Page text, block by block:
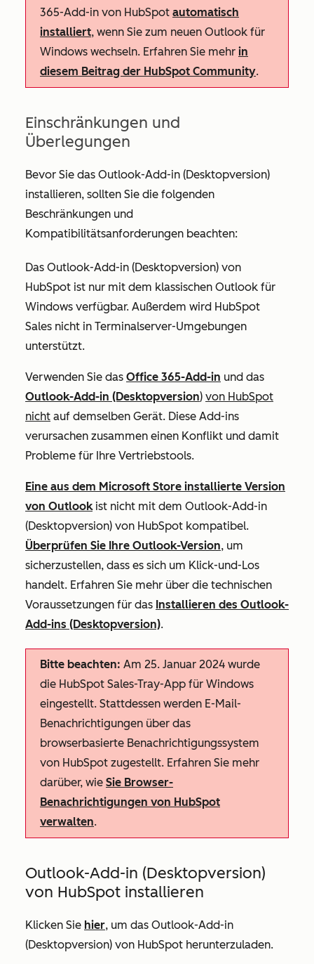
365-Add-in von HubSpot automatisch
installiert, wenn Sie zum neuen Outlook für
Windows wechseln. Erfahren Sie mehr in
diesem Beitrag der HubSpot Community.
Einschränkungen und
Überlegungen
Bevor Sie das Outlook-Add-in (Desktopversion)
installieren, sollten Sie die folgenden
Beschränkungen und
Kompatibilitätsanforderungen beachten:
Das Outlook-Add-in (Desktopversion) von
HubSpot ist nur mit dem klassischen Outlook für
Windows verfügbar. Außerdem wird HubSpot
Sales nicht in Terminalserver-Umgebungen
unterstützt.
Verwenden Sie das Office 365-Add-in und das
Outlook-Add-in (Desktopversion) von HubSpot
nicht auf demselben Gerät. Diese Add-ins
verursachen zusammen einen Konflikt und damit
Probleme für Ihre Vertriebstools.
Eine aus dem Microsoft Store installierte Version
von Outlookist nicht mit dem Outlook-Add-in
(Desktopversion) von HubSpot kompatibel.
Überprüfen Sie Ihre Outlook-Version, um
sicherzustellen, dass es sich um Klick-und-Los
handelt. Erfahren Sie mehr über die technischen
Voraussetzungen für das Installieren des Outlook-
Add-ins (Desktopversion).
Bitte beachten: Am 25. Januar 2024 wurde
die HubSpot Sales-Tray-App für Windows
eingestellt. Stattdessen werden E-Mail-
Benachrichtigungen über das
browserbasierte Benachrichtigungssystem
von HubSpot zugestellt. Erfahren Sie mehr
darüber, wie Sie Browser-
Benachrichtigungen von HubSpot
verwalten.
Outlook-Add-in (Desktopversion)
von HubSpot installieren
Klicken Sie hier, um das Outlook-Add-in
(Desktopversion) von HubSpot herunterzuladen.